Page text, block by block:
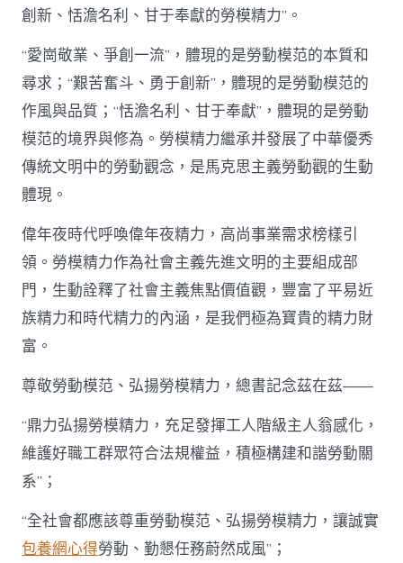
創新、恬澹名利、甘于奉獻的勞模精力”。
“愛崗敬業、爭創一流”，體現的是勞動模范的本質和
尋求；“艱苦奮斗、勇于創新”，體現的是勞動模范的
作風與品質；“恬澹名利、甘于奉獻”，體現的是勞動
模范的境界與修為。勞模精力繼承并發展了中華優秀
傳統文明中的勞動觀念，是馬克思主義勞動觀的生動
體現。
偉年夜時代呼喚偉年夜精力，高尚事業需求榜樣引
領。勞模精力作為社會主義先進文明的主要組成部
門，生動詮釋了社會主義焦點價值觀，豐富了平易近
族精力和時代精力的內涵，是我們極為寶貴的精力財
富。
尊敬勞動模范、弘揚勞模精力，總書記念茲在茲——
“鼎力弘揚勞模精力，充足發揮工人階級主人翁感化，
維護好職工群眾符合法規權益，積極構建和諧勞動關
系”；
“全社會都應該尊重勞動模范、弘揚勞模精力，讓誠實
包養網心得勞動、勤懇任務蔚然成風”；